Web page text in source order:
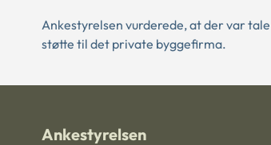
Ankestyrelsen vurderede, at der var
støtte til det private byggefirma.
Ankestyrelsen